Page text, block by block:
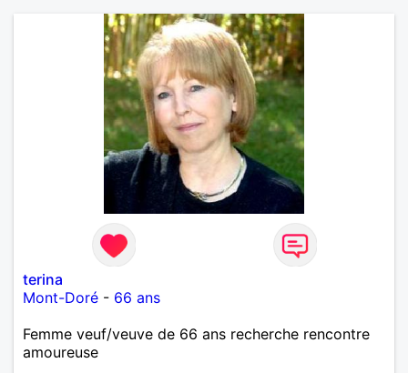
terina
Mont-Doré - 66 ans
Femme veuf/veuve de 66 ans recherche rencontre
amoureuse